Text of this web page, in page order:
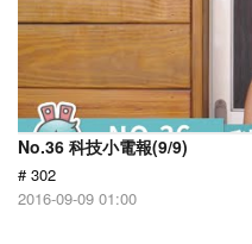
No.36 科技小電報(9/9)
# 302
2016-09-09 01:00